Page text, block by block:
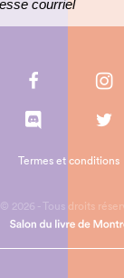
© 2026 - Tous droits
Termes et conditions